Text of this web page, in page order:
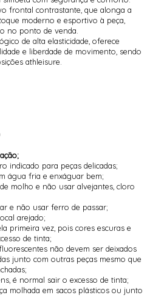
frontal contrastante, que alonga a
moderno e esportivo à peça,
no ponto de venda.
de alta elasticidade, oferece
e liberdade de movimento, sendo
athleisure.
indicado para peças delicadas;
água fria e enxáguar bem;
molho e não usar alvejantes, cloro
e não usar ferro de passar;
arejado;
primeira vez, pois cores escuras e
de tinta;
não devem ser deixados
junto com outras peças mesmo que
é normal sair o excesso de tinta;
molhada em sacos plásticos ou junto